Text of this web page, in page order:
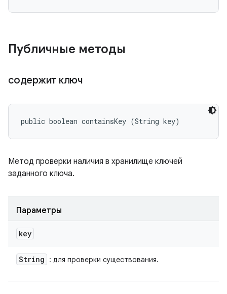
Публичные методы
содержит ключ
public boolean containsKey (String key)
Метод проверки наличия в хранилище ключей
заданного ключа.
Параметры
key
String : для проверки существования.